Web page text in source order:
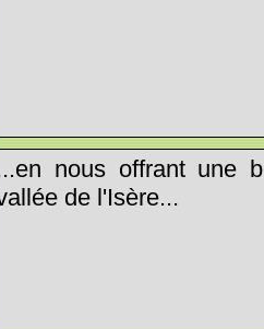
nous offrant une
de l'Isère...